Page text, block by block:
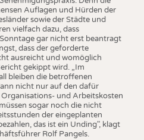
Auflagen und Hürden der
sowie der Städte und
vielfach dazu, dass
gar nicht erst beantragt
dass der geforderte
ausreicht und womöglich
gekippt wird. „Im
bleiben die betroffenen
nicht nur auf den dafür
und Arbeitskosten
sogar noch die nicht
der eingeplanten
das ist ein Unding", klagt
Rolf Pangels.